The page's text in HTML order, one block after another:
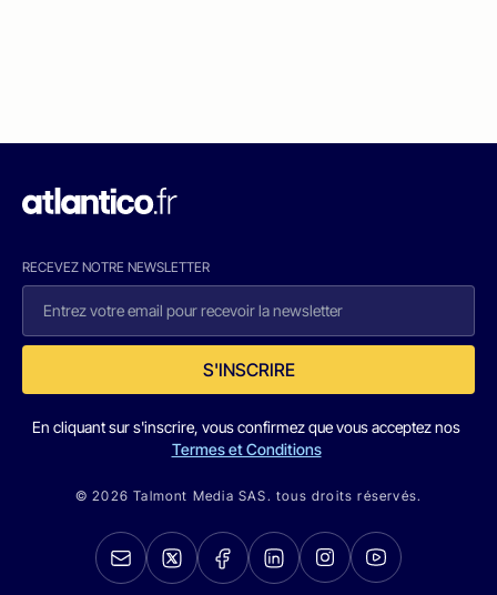
RECEVEZ NOTRE NEWSLETTER
S'INSCRIRE
En cliquant sur s'inscrire, vous confirmez que vous acceptez nos
Termes et Conditions
© 2026 Talmont Media SAS. tous droits réservés.